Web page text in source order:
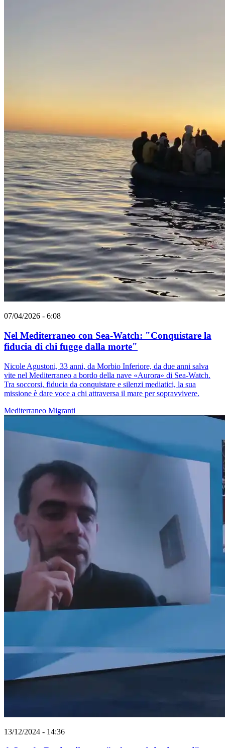
07/04/2026 - 6:08
Nel Mediterraneo con Sea-Watch: "Conquistare la
fiducia di chi fugge dalla morte"
Nicole Agustoni, 33 anni, da Morbio Inferiore, da due anni salva
vite nel Mediterraneo a bordo della nave «Aurora» di Sea-Watch.
Tra soccorsi, fiducia da conquistare e silenzi mediatici, la sua
missione è dare voce a chi attraversa il mare per sopravvivere.
Mediterraneo Migranti
13/12/2024 - 14:36